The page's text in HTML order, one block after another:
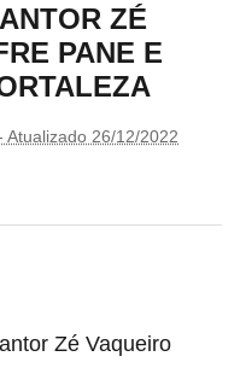
ZÉ
PANE E
26/12/2022
Zé Vaqueiro